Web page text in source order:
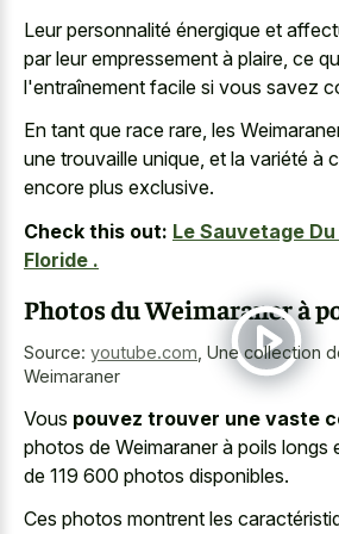
Leur personnalité énergique et
par leur empressement à plaire, ce
l'entraînement facile si vous savez
En tant que race rare, les
une trouvaille unique, et la variété à
encore plus exclusive.
Check this out: Le Sauvetage
Floride .
Photos du Weimaraner à
Source: youtube.com Une collection
Weimaraner
Vous pouvez trouver une vaste
photos de Weimaraner à poils longs
de 119 600 photos disponibles.
Ces photos montrent les